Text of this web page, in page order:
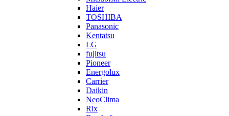
Haier
TOSHIBA
Panasonic
Kentatsu
LG
fujitsu
Pioneer
Energolux
Carrier
Daikin
NeoClima
Rix